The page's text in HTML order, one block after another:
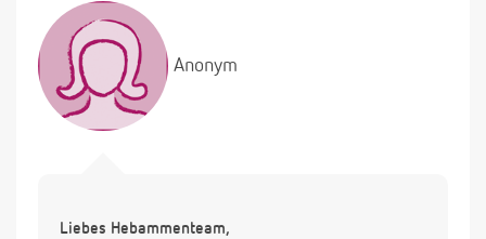
Anonym
Liebes Hebammenteam,